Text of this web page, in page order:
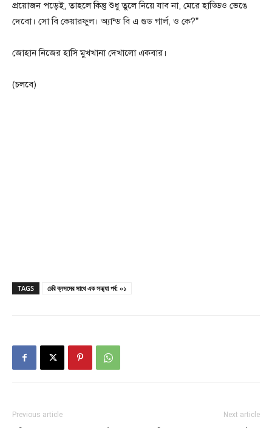
প্রয়োজন পড়েই, তাহলে কিন্তু শুধু তুলে নিয়ে যাব না, মেরে হাড্ডিও ভেঙে
দেবো। সো বি কেয়ারফুল। অ্যান্ড বি এ গুড গার্ল, ও কে?”
জোহান নিজের হাসি মুখখানা দেখালো একবার।
(চলবে)
TAGS চেরি ব্লসমের সাথে এক সন্ধ্যা পর্ব: ০১
Previous article Next article